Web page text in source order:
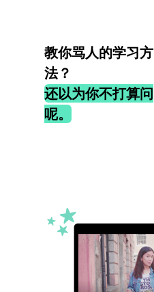
教你骂人的学习方
法？
还以为你不打算问
呢。